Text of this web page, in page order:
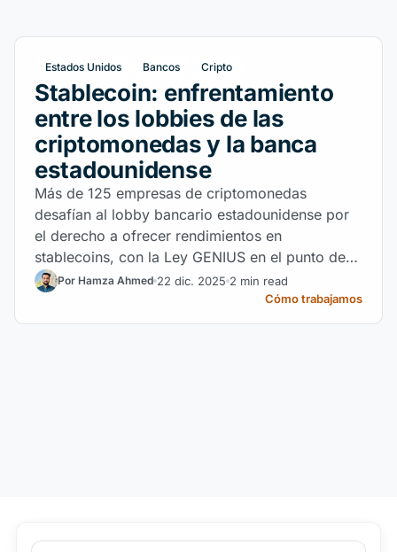
Estados Unidos Bancos Cripto
Stablecoin: enfrentamiento
entre los lobbies de las
criptomonedas y la banca
estadounidense
Más de 125 empresas de criptomonedas
desafían al lobby bancario estadounidense por
el derecho a ofrecer rendimientos en
stablecoins, con la Ley GENIUS en el punto de
mira.Por Hamza Ahmed 22 dic. 2025 2 min read
Cómo trabajamos